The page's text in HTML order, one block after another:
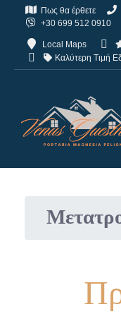
Πως θα έρθετε
+30 699 512 0910
Local Maps
Καλύτερη Τιμή